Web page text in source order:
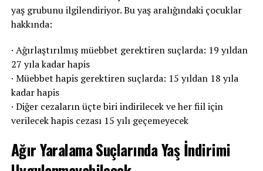
yaş grubunu ilgilendiriyor. Bu yaş aralığındaki çocuklar
hakkında:
· Ağırlaştırılmış müebbet gerektiren suçlarda: 19 yıldan
27 yıla kadar hapis
· Müebbet hapis gerektiren suçlarda: 15 yıldan 18 yıla
kadar hapis
· Diğer cezaların üçte biri indirilecek ve her fiil için
verilecek hapis cezası 15 yılı geçemeyecek
Ağır Yaralama Suçlarında Yaş İndirimi